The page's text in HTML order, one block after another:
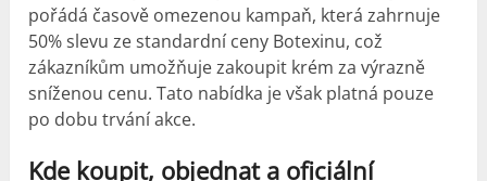
pořádá časově omezenou kampaň, která zahrnuje
50% slevu ze standardní ceny Botexinu, což
zákazníkům umožňuje zakoupit krém za výrazně
sníženou cenu. Tato nabídka je však platná pouze
po dobu trvání akce.
Kde koupit, objednat a oficiální